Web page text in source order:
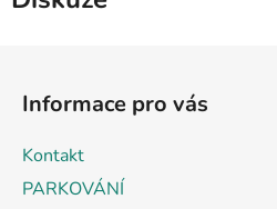
Informace pro vás
Kontakt
PARKOVÁNÍ